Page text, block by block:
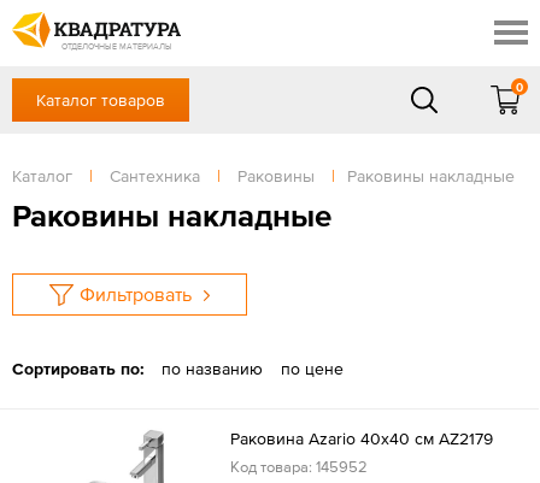
ОТДЕЛОЧНЫЕ МАТЕРИАЛЫ
Скидки
Акции
Готовые решения
Доставка и оплата
Отзывы
+7 (863) 309-13-16
Сб, Вс — выходной
ЗАКАЗАТЬ ЗВОНОК
Каталог товаров
0
Каталог | Сантехника | Раковины | Раковины накладные
Раковины накладные
Фильтровать
Сортировать по: по названию по цене
Раковина Azario 40x40 см AZ2179
Код товара: 145952